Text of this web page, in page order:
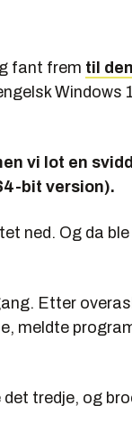
fant frem til
Windows
vi lot en
bit version).
ned. Og da
Etter
meldte
tredje, og